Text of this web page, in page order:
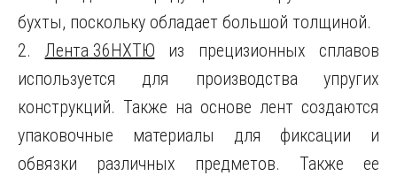
бухты, поскольку обладает большой толщиной.
2. Лента 36НХТЮ из прецизионных сплавов
используется для производства упругих
конструкций. Также на основе лент создаются
упаковочные материалы для фиксации и
обвязки различных предметов. Также ее